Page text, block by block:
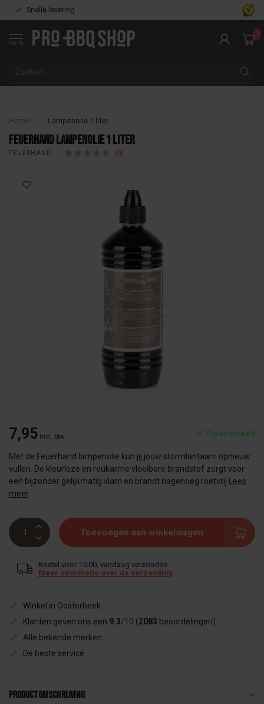
Snelle levering
MENU
0
Home Lampenolie 1 liter
Feuerhand Lampenolie 1 liter
FEUERHAND (0)
7,95 Incl. btw Op voorraad
Met de Feuerhand lampenolie kun jij jouw stormlantaarn opnieuw
vullen. De kleurloze en reukarme vloeibare brandstof zorgt voor
een bijzonder gelijkmatig vlam en brandt nagenoeg roetvrij
Lees
meer
Toevoegen aan winkelwagen
Bestel voor 15:00, vandaag verzonden
Meer informatie over de verzending
Winkel in Oosterbeek
Klanten geven ons een 9.3/10 (2083 beoordelingen)
Alle bekende merken
Dé beste service
Productomschrijving